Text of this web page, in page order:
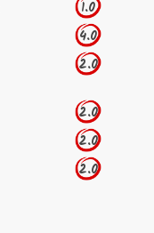
1.0
4.0
2.0
2.0
2.0
2.0